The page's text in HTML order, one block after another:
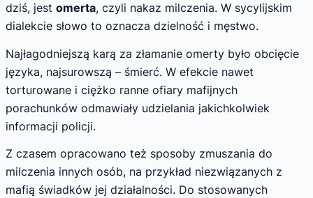
dziś, jest omerta, czyli nakaz milczenia. W sycylijskim
dialekcie słowo to oznacza dzielność i męstwo.
Najłagodniejszą karą za złamanie omerty było obcięcie
języka, najsurowszą – śmierć. W efekcie nawet
torturowane i ciężko ranne ofiary mafijnych
porachunków odmawiały udzielania jakichkolwiek
informacji policji.
Z czasem opracowano też sposoby zmuszania do
milczenia innych osób, na przykład niezwiązanych z
mafią świadków jej działalności. Do stosowanych